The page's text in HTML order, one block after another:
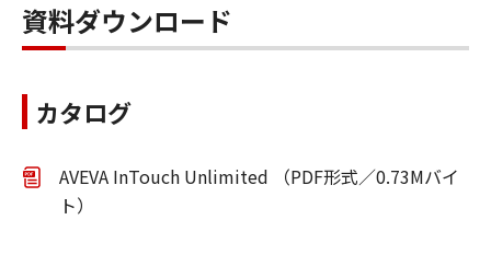
資料ダウンロード
カタログ
AVEVA InTouch Unlimited （PDF形式／0.73Mバイ
ト）